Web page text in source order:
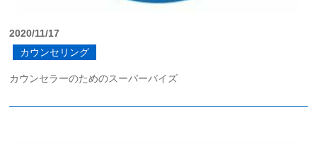
2020/11/17
カウンセリング
カウンセラーのためのスーパーバイズ